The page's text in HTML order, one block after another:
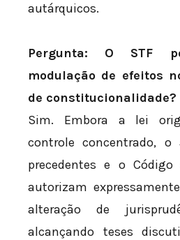
autárquicos.
Pergunta: O STF
modulação de efeitos
de constitucionalidade?
Sim. Embora a lei
controle concentrado,
precedentes e o Código
autorizam
alteração de
alcançando teses